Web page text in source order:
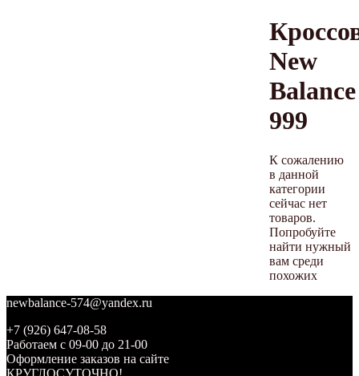
New
Balance
999
К сожалению
в данной
категории
сейчас нет
товаров.
Попробуйте
найти нужный
вам среди
похожих
newbalance-574@yandex.ru
+7 (926) 647-08-58
Работаем с 09-00 до 21-00
Оформление заказов на сайте
КРУГЛОСУТОЧНО!